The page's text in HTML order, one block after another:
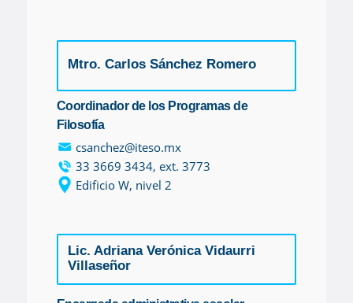
Lo más buscado
Derecho
Prepa ITESO
Sustentabilidad
Mtro. Carlos Sánchez Romero
Coordinador de los Programas de
Filosofía
csanchez@iteso.mx
33 3669 3434, ext. 3773
Edificio W, nivel 2
Lic. Adriana Verónica Vidaurri
Villaseñor